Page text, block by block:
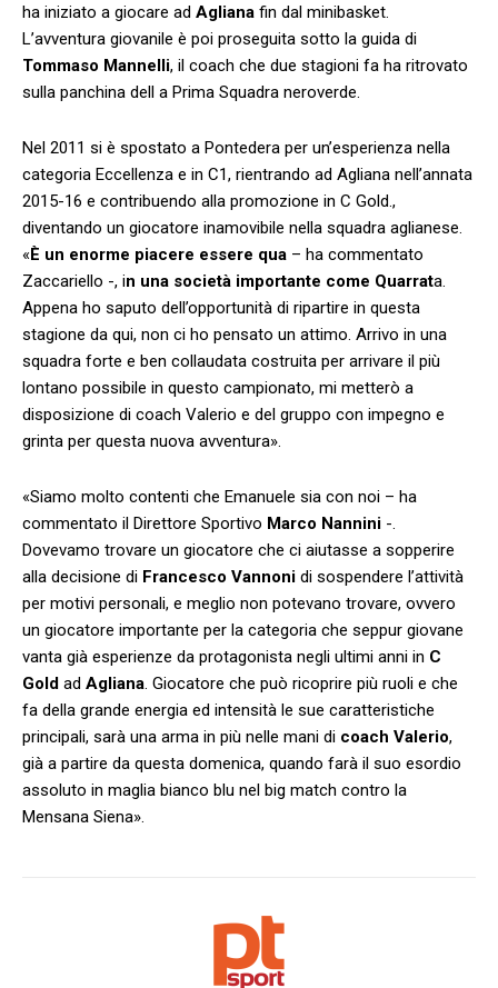
ha iniziato a giocare ad Agliana fin dal minibasket.
L’avventura giovanile è poi proseguita sotto la guida di
Tommaso Mannelli, il coach che due stagioni fa ha ritrovato
sulla panchina dell a Prima Squadra neroverde.
Nel 2011 si è spostato a Pontedera per un’esperienza nella
categoria Eccellenza e in C1, rientrando ad Agliana nell’annata
2015-16 e contribuendo alla promozione in C Gold.,
diventando un giocatore inamovibile nella squadra aglianese.
«È un enorme piacere essere qua – ha commentato
Zaccariello -, in una società importante come Quarrata.
Appena ho saputo dell’opportunità di ripartire in questa
stagione da qui, non ci ho pensato un attimo. Arrivo in una
squadra forte e ben collaudata costruita per arrivare il più
lontano possibile in questo campionato, mi metterò a
disposizione di coach Valerio e del gruppo con impegno e
grinta per questa nuova avventura».
«Siamo molto contenti che Emanuele sia con noi – ha
commentato il Direttore Sportivo Marco Nannini -.
Dovevamo trovare un giocatore che ci aiutasse a sopperire
alla decisione di Francesco Vannoni di sospendere l’attività
per motivi personali, e meglio non potevano trovare, ovvero
un giocatore importante per la categoria che seppur giovane
vanta già esperienze da protagonista negli ultimi anni in C
Gold ad Agliana. Giocatore che può ricoprire più ruoli e che
fa della grande energia ed intensità le sue caratteristiche
principali, sarà una arma in più nelle mani di coach Valerio,
già a partire da questa domenica, quando farà il suo esordio
assoluto in maglia bianco blu nel big match contro la
Mensana Siena».